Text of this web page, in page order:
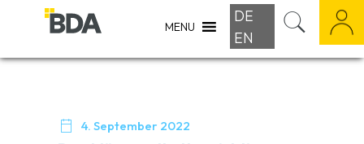
MENU
DE
EN
 4. September 2022